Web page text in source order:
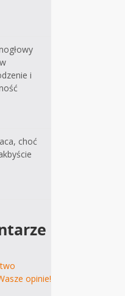
i
choć
opinie!